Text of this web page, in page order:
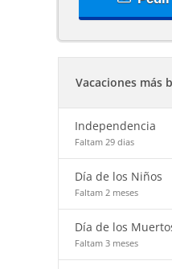
Vacaciones más
Independencia
Faltam 29 dias
Día de los Niños
Faltam 2 meses
Día de los
Faltam 3 meses